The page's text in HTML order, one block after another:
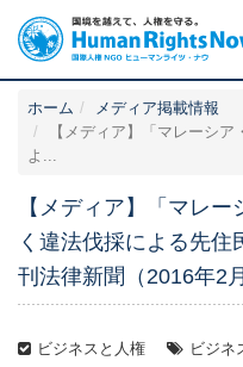
ホーム
メディア掲載情報
【メディア】「マレーシ
よ...
【メディア】「マレ
く違法伐採による先住
刊法律新聞（2016年2
ビジネスと人権 ビジネ